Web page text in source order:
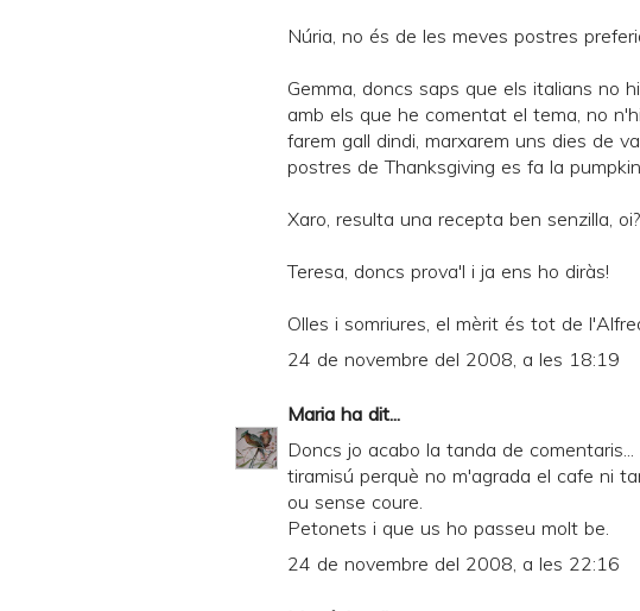
Núria, no és de les meves postres
Gemma, doncs saps que els italians no
amb els que he comentat el tema, no
farem gall dindi, marxarem uns dies de
postres de Thanksgiving es fa la
Xaro, resulta una recepta ben senzilla, oi?
Teresa, doncs prova'l i ja ens ho diràs!
Olles i somriures, el mèrit és tot de
24 de novembre del 2008, a les 18:19
Maria ha dit...
Doncs jo acabo la tanda de
tiramisú perquè no m'agrada el cafe ni
ou sense coure.
Petonets i que us ho passeu molt be.
24 de novembre del 2008, a les 22:16